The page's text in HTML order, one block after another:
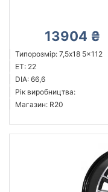
13904 ₴
Типорозмір: 7,5x18 5x112
ET: 22
DIA: 66,6
Рік виробництва:
Магазин: R20